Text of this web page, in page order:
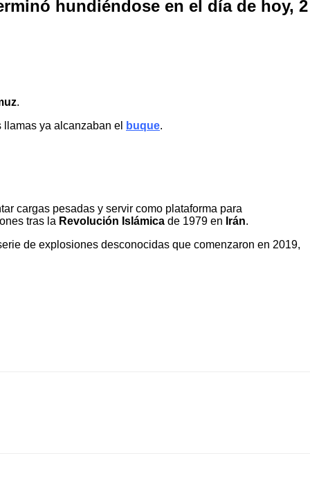
hundiéndose en el día de hoy, 2
.
ya alcanzaban el
buque.
cargas pesadas y servir como plataforma para
tras la Revolución Islámica de 1979 en Irán.
de explosiones desconocidas que comenzaron en 2019,